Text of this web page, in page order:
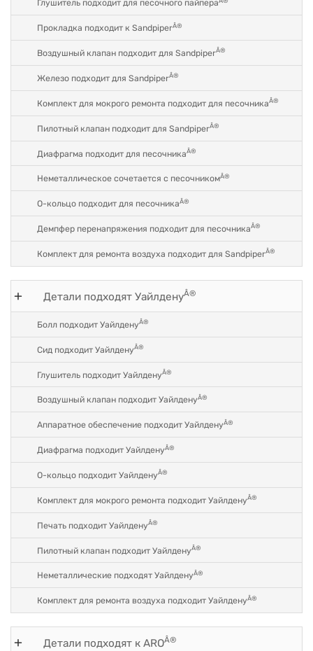
Глушитель подходит для песочного пайпера
Прокладка подходит к SandpiperÂ®
Воздушный клапан подходит для SandpiperÂ®
Железо подходит для SandpiperÂ®
Комплект для мокрого ремонта подходит для песочникаÂ®
Пилотный клапан подходит для SandpiperÂ®
Диафрагма подходит для песочникаÂ®
Неметаллическое сочетается с песочникомÂ®
O-кольцо подходит для песочникаÂ®
Демпфер перенапряжения подходит для песочникаÂ®
Комплект для ремонта воздуха подходит для SandpiperÂ®
Детали подходят УайлденуÂ®
Болл подходит УайлденуÂ®
Сид подходит УайлденуÂ®
Глушитель подходит УайлденуÂ®
Воздушный клапан подходит УайлденуÂ®
Аппаратное обеспечение подходит УайлденуÂ®
Диафрагма подходит УайлденуÂ®
О-кольцо подходит УайлденуÂ®
Комплект для мокрого ремонта подходит УайлденуÂ®
Печать подходит УайлденуÂ®
Пилотный клапан подходит УайлденуÂ®
Неметаллические подходят УайлденуÂ®
Комплект для ремонта воздуха подходит УайлденуÂ®
Детали подходят к AROÂ®